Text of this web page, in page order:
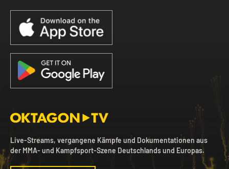
Live-Streams, vergangene Kämpfe und Dokumentationen aus
der MMA- und Kampfsport-Szene Deutschlands und Europas.